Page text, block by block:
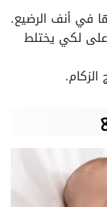
في أنف الرضيع.
لكي يختلط